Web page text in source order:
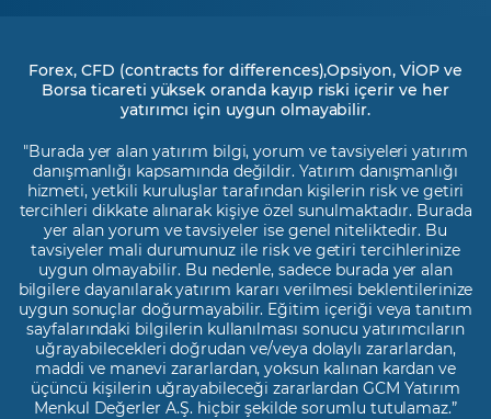
Forex, CFD (contracts for differences),Opsiyon, VİOP ve
Borsa ticareti yüksek oranda kayıp riski içerir ve her
yatırımcı için uygun olmayabilir.
"Burada yer alan yatırım bilgi, yorum ve tavsiyeleri yatırım
danışmanlığı kapsamında değildir. Yatırım danışmanlığı
hizmeti, yetkili kuruluşlar tarafından kişilerin risk ve getiri
tercihleri dikkate alınarak kişiye özel sunulmaktadır. Burada
yer alan yorum ve tavsiyeler ise genel niteliktedir. Bu
tavsiyeler mali durumunuz ile risk ve getiri tercihlerinize
uygun olmayabilir. Bu nedenle, sadece burada yer alan
bilgilere dayanılarak yatırım kararı verilmesi beklentilerinize
uygun sonuçlar doğurmayabilir. Eğitim içeriği veya tanıtım
sayfalarındaki bilgilerin kullanılması sonucu yatırımcıların
uğrayabilecekleri doğrudan ve/veya dolaylı zararlardan,
maddi ve manevi zararlardan, yoksun kalınan kardan ve
üçüncü kişilerin uğrayabileceği zararlardan GCM Yatırım
Menkul Değerler A.Ş. hiçbir şekilde sorumlu tutulamaz.”